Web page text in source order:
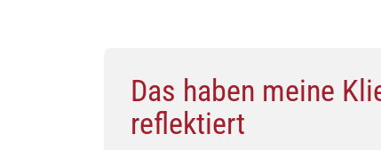
Das haben meine
reflektiert